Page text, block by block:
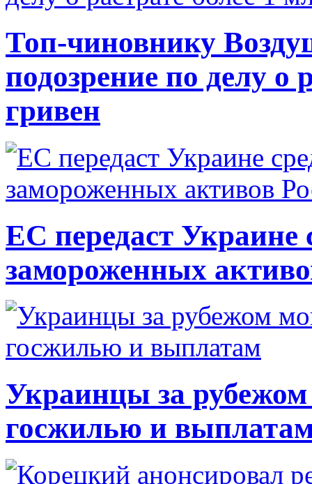
Топ-чиновнику
подозрение по делу о
гривен
ЕС передаст Украине
замороженных
Украинцы за рубежом
госжилью и